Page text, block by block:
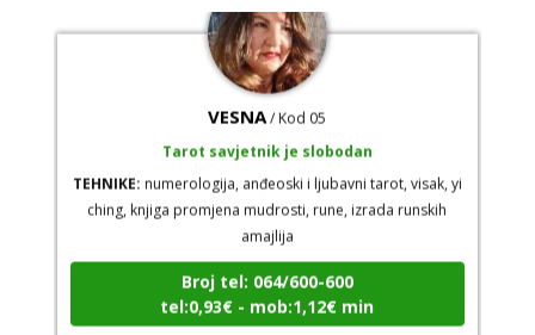
VESNA/ Kod 05
Tarot savjetnik je slobodan
numerologija, anđeoski i ljubavni tarot, visak, yi
ching, knjiga promjena mudrosti, rune, izrada runskih
amajlija
Broj tel: 064/600-600
tel:0,93€ - mob:1,12€ min